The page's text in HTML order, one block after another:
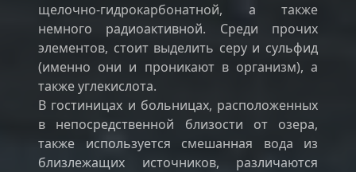
щелочно-гидрокарбонатной, а также
немного радиоактивной. Среди прочих
элементов, стоит выделить серу и сульфид
(именно они и проникают в организм), а
также углекислота.
В гостиницах и больницах, расположенных
в непосредственной близости от озера,
также используется смешанная вода из
близлежащих источников, различаются